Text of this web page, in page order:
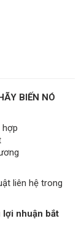
BIẾN NÓ
liên hệ trong
lợi nhuận bắt